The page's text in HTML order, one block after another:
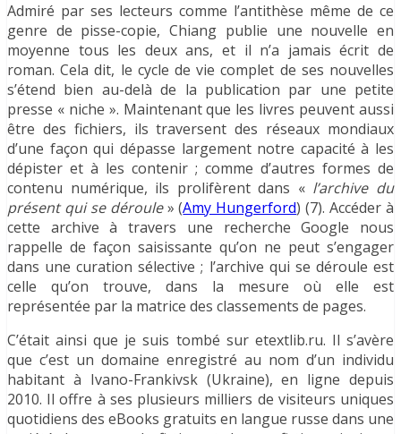
Admiré par ses lecteurs comme l’antithèse même de ce
genre de pisse-copie, Chiang publie une nouvelle en
moyenne tous les deux ans, et il n’a jamais écrit de
roman. Cela dit, le cycle de vie complet de ses nouvelles
s’étend bien au-delà de la publication par une petite
presse « niche ». Maintenant que les livres peuvent aussi
être des fichiers, ils traversent des réseaux mondiaux
d’une façon qui dépasse largement notre capacité à les
dépister et à les contenir ; comme d’autres formes de
contenu numérique, ils prolifèrent dans « l’archive du
présent qui se déroule» (Amy Hungerford) (7). Accéder à
cette archive à travers une recherche Google nous
rappelle de façon saisissante qu’on ne peut s’engager
dans une curation sélective ; l’archive qui se déroule est
celle qu’on trouve, dans la mesure où elle est
représentée par la matrice des classements de pages.
C’était ainsi que je suis tombé sur etextlib.ru. Il s’avère
que c’est un domaine enregistré au nom d’un individu
habitant à Ivano-Frankivsk (Ukraine), en ligne depuis
2010. Il offre à ses plusieurs milliers de visiteurs uniques
quotidiens des eBooks gratuits en langue russe dans une